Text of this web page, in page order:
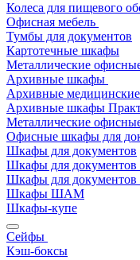
Колеса для пищевого
Офисная мебель
Тумбы для документов
Картотечные шкафы
Металлические
Архивные шкафы
Архивные
Архивные шкафы
Металлические
Офисные шкафы для
Шкафы для документов
Шкафы для документов
Шкафы для документов
Шкафы ШАМ
Шкафы-купе
Сейфы
Кэш-боксы